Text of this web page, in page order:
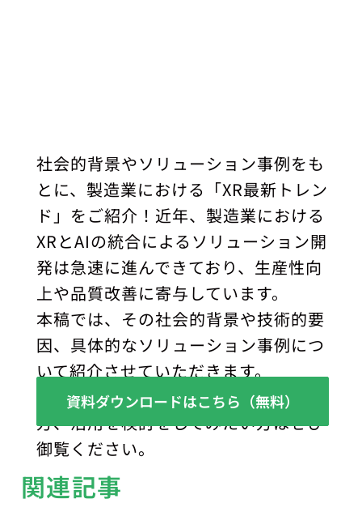
社会的背景やソリューション事例をも
とに、製造業における「XR最新トレン
ド」をご紹介！近年、製造業における
XRとAIの統合によるソリューション開
発は急速に進んできており、生産性向
上や品質改善に寄与しています。
本稿では、その社会的背景や技術的要
因、具体的なソリューション事例につ
いて紹介させていただきます。
XRとAIの統合についてご興味のある
方、活用を検討をしてみたい方はぜひ
御覧ください。
資料ダウンロードはこちら（無料）
関連記事